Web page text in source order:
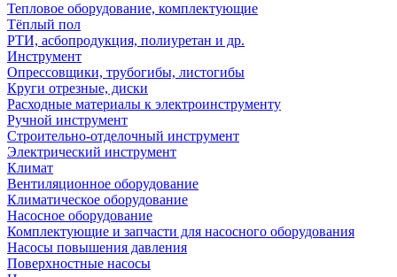
Тепловое оборудование, комплектующие
Тёплый пол
РТИ, асбопродукция, полиуретан и др.
Инструмент
Опрессовщики, трубогибы, листогибы
Круги отрезные, диски
Расходные материалы к электроинструменту
Ручной инструмент
Строительно-отделочный инструмент
Электрический инструмент
Климат
Вентиляционное оборудование
Климатическое оборудование
Насосное оборудование
Комплектующие и запчасти для насосного оборудования
Насосы повышения давления
Поверхностные насосы